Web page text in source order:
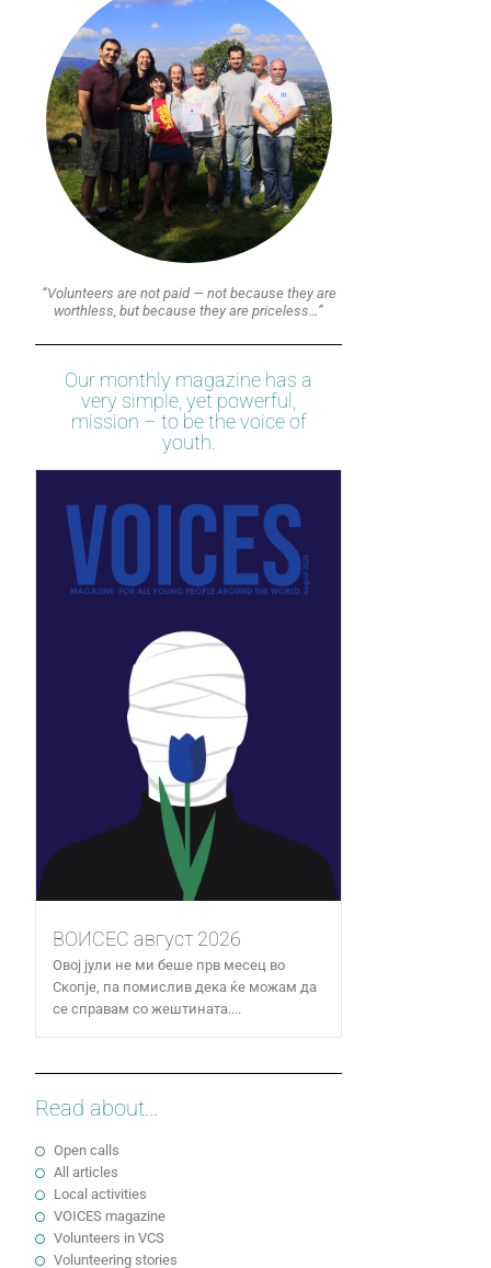
“Volunteers are not paid — not because they are
worthless, but because they are priceless…”
Our monthly magazine has a
very simple, yet powerful,
mission – to be the voice of
youth.
ВОИСЕС август 2026
Овој јули не ми беше прв месец во
Скопје, па помислив дека ќе можам да
се справам со жештината....
Read about...
Open calls
All articles
Local activities
VOICES magazine
Volunteers in VCS
Volunteering stories